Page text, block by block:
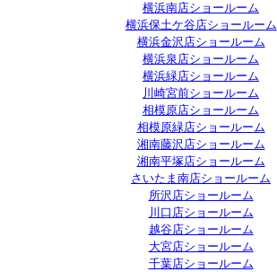
横浜南店ショールーム
横浜保土ケ谷店ショールーム
横浜金沢店ショールーム
横浜泉店ショールーム
横浜緑店ショールーム
川崎宮前ショールーム
相模原店ショールーム
相模原緑店ショールーム
湘南藤沢店ショールーム
湘南平塚店ショールーム
さいたま南店ショールーム
所沢店ショールーム
川口店ショールーム
越谷店ショールーム
大宮店ショールーム
千葉店ショールーム